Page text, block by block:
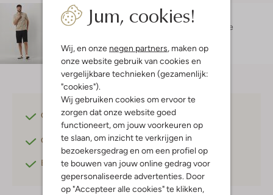
Jum, cookies!
Wij, en onze negen partners, maken op
onze website gebruik van cookies en
vergelijkbare technieken (gezamenlijk:
"cookies").
Wij gebruiken cookies om ervoor te
zorgen dat onze website goed
functioneert, om jouw voorkeuren op
te slaan, om inzicht te verkrijgen in
bezoekersgedrag en om een profiel op
te bouwen van jouw online gedrag voor
gepersonaliseerde advertenties. Door
op "Accepteer alle cookies" te klikken,
Maatadvies
Hessel is 1 meter 88 lang en draagt maat L.
De
Gratis verzendingvanaf €75,-
Gratis retournerenbinnen 30 dagen*
Betaal achterafmet Klarna